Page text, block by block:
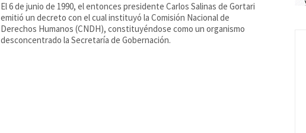
El 6 de junio de 1990, el entonces presidente Carlos Salinas de Gortari
emitió un decreto con el cual instituyó la Comisión Nacional de
Derechos Humanos (CNDH), constituyéndose como un organismo
desconcentrado la Secretaría de Gobernación.